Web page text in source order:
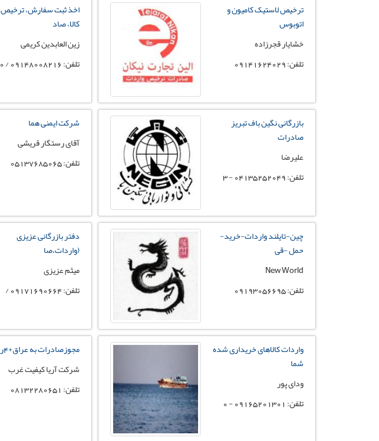
ترخیص لاستیک کامیون و
اتوبوس
خشایار قجرزاده
تلفن: 09141624029
اخذ ثبت سفارش، ترخیص
کالا، صاد
زین العابدین کریمی
تلفن: 09148008216 / 0
بازرگانی نگین باف تبریز
صادرات
علیرضا
تلفن: 04135252049 - 3
شرکت ایمنی هما
آقای رستگار قریشی
تلفن: 05137685065
چین-تایلند واردات-خرید-
حمل -قی
New World
تلفن: 09193056695
دفتر بازرگانی عزیزی
(واردات،صا
میثم عزیزی
تلفن: 09171690664 /
واردات کالاهای خریداری شده
شما
ودای پور
تلفن: 09165201301 - 0
مجوزصادرات به عراق+4روزه
شرکت آریا کیفیت غرب
تلفن: 08132280651